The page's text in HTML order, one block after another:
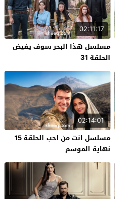
02:11:17
مسلسل هذا البحر سوف يفيض
الحلقة 31
02:14:01
مسلسل انت من احب الحلقة 15
نهاية الموسم